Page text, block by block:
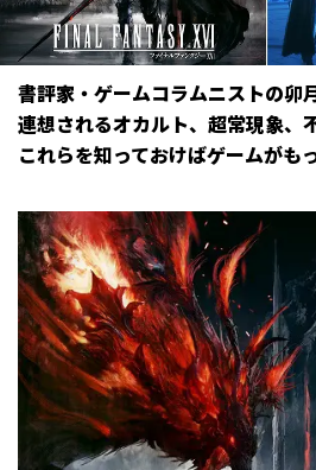
書評家・ゲームコラムニストの卯
連想されるオカルト、超常現象、
これらを知っておけばゲームがも